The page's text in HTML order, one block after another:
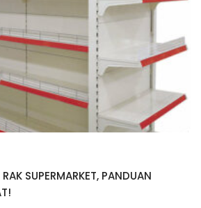
SUPERMARKET, PANDUAN